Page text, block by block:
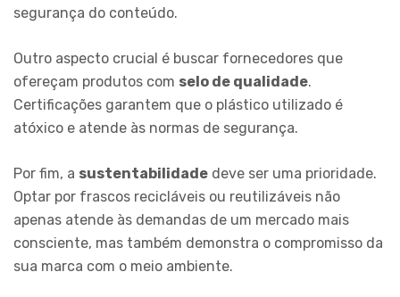
segurança do conteúdo.
Outro aspecto crucial é buscar fornecedores que
ofereçam produtos com selo de qualidade.
Certificações garantem que o plástico utilizado é
atóxico e atende às normas de segurança.
Por fim, a sustentabilidade deve ser uma prioridade.
Optar por frascos recicláveis ou reutilizáveis não
apenas atende às demandas de um mercado mais
consciente, mas também demonstra o compromisso da
sua marca com o meio ambiente.